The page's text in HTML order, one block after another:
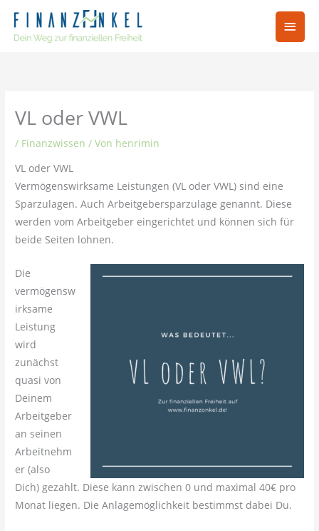
Inhalt
springen
VL oder VWL
/ Finanzwissen / Von henrimin
VL oder VWL
Vermögenswirksame Leistungen (VL oder VWL) sind eine
Sparzulagen. Auch Arbeitgebersparzulage genannt. Diese
werden vom Arbeitgeber eingerichtet und können sich für
beide Seiten lohnen.
Die
vermögensw
irksame
Leistung
wird
zunächst
quasi von
Deinem
Arbeitgeber
an seinen
Arbeitnehm
er (also
Dich) gezahlt. Diese kann zwischen 0 und maximal 40€ pro
Monat liegen. Die Anlagemöglichkeit bestimmst dabei Du.